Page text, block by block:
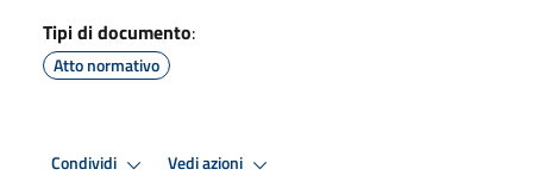
Tipi di documento:
Atto normativo
Condividi Vedi azioni